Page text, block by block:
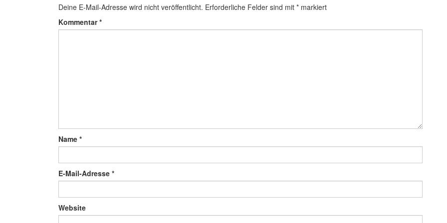
Deine E-Mail-Adresse wird nicht veröffentlicht. Erforderliche Felder sind mit * markiert
Kommentar*
Name *
E-Mail-Adresse *
Website